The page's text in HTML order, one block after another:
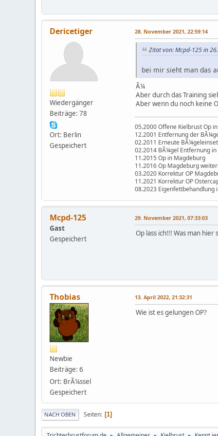
Dericetiger
Wiedergänger
Beiträge: 78
Ort: Berlin
Gespeichert
28. November 2021, 22:59:14
Zitat von: Mcpd-125 in
bei mir sieht man das
Ã¼
Aber durch das Training
Aber wenn du noch keine
05.2000 Offene Kielbrust Op
12.2001 Entfernung der
02.2011 Erneute
02.2014 BÃ¼gel Entfernung
11.2015 Op in Magdeburg
11.2016 Op Magdeburg
03.2020 Korrektur OP
11.2021 Korrektur OP
08.2023 Eigenfettbehandlung
Mcpd-125
Gast
Gespeichert
29. November 2021, 07:33:03
Op lass ich!!! Was man hier
Thobias
Newbie
Beiträge: 6
Ort: BrÃ¼ssel
Gespeichert
13. April 2022, 21:32:31
Wie ist es gelungen OP?
NACH OBEN Seiten 1